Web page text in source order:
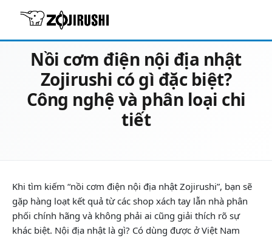
23/05/2026
Nồi cơm điện nội địa nhật
Zojirushi có gì đặc biệt?
Công nghệ và phân loại chi
tiết
Khi tìm kiếm “nồi cơm điện nội địa nhật Zojirushi”, bạn sẽ
gặp hàng loạt kết quả từ các shop xách tay lẫn nhà phân
phối chính hãng và không phải ai cũng giải thích rõ sự
khác biệt. Nội địa nhật là gì? Có dùng được ở Việt Nam